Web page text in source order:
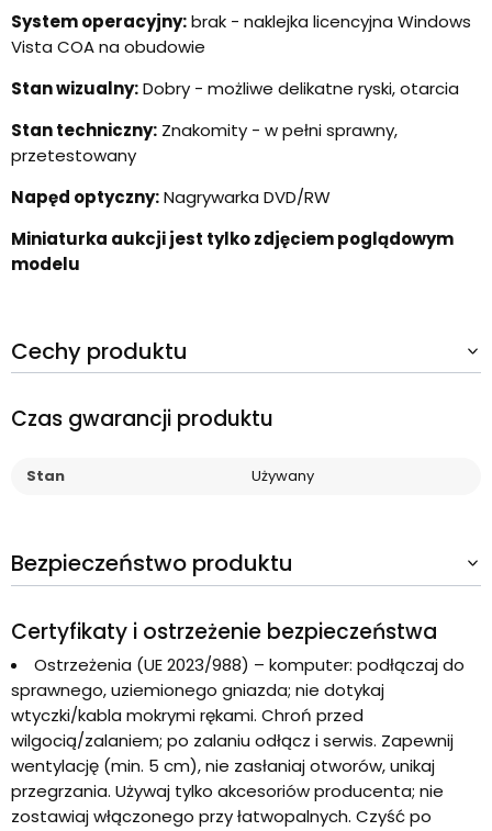
System operacyjny:brak - naklejka licencyjna Windows
Vista COA na obudowie
Stan wizualny:Dobry - możliwe delikatne ryski, otarcia
Stan techniczny: Znakomity - w pełni sprawny,
przetestowany
Napęd optyczny:Nagrywarka DVD/RW
Miniaturka aukcji jest tylko zdjęciem poglądowym
modelu
Cechy produktu
Czas gwarancji produktu
Stan Używany
Bezpieczeństwo produktu
Certyfikaty i ostrzeżenie bezpieczeństwa
Ostrzeżenia (UE 2023/988) – komputer: podłączaj do
sprawnego, uziemionego gniazda; nie dotykaj
wtyczki/kabla mokrymi rękami. Chroń przed
wilgocią/zalaniem; po zalaniu odłącz i serwis. Zapewnij
wentylację (min. 5 cm), nie zasłaniaj otworów, unikaj
przegrzania. Używaj tylko akcesoriów producenta; nie
zostawiaj włączonego przy łatwopalnych. Czyść po